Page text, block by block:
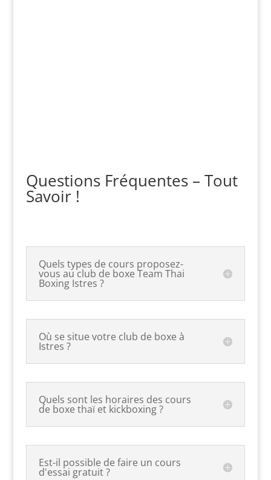
Questions Fréquentes – Tout
Savoir !
Quels types de cours proposez-
vous au club de boxe Team Thai
Boxing Istres ?
Où se situe votre club de boxe à
Istres ?
Quels sont les horaires des cours
de boxe thaï et kickboxing ?
Est-il possible de faire un cours
d'essai gratuit ?